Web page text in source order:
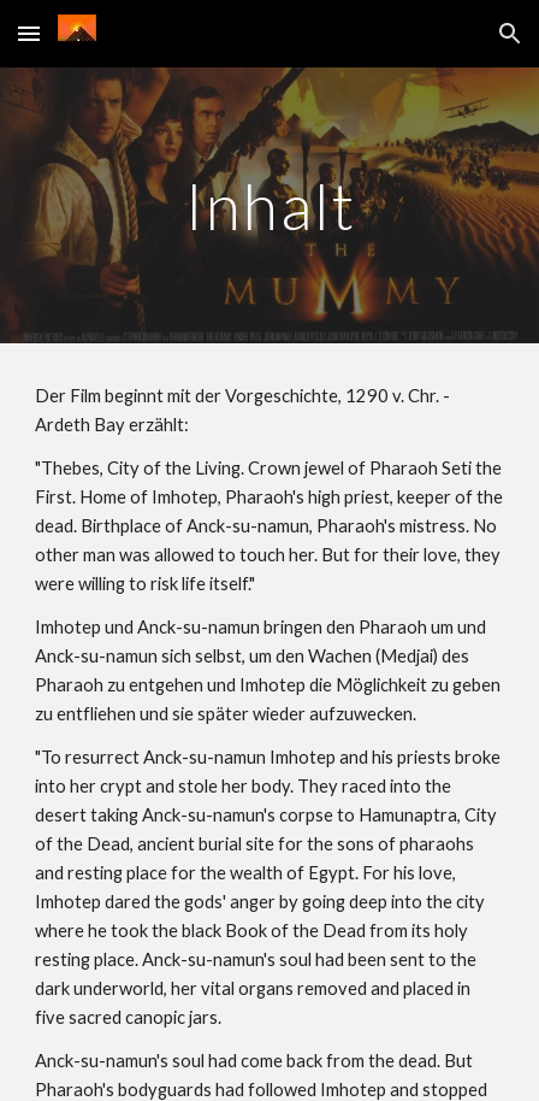
Skip to main content Skip to navigation
Inhalt
Der Film beginnt mit der Vorgeschichte, 1290 v. Chr. -
Ardeth Bay erzählt:
"Thebes, City of the Living. Crown jewel of Pharaoh Seti the
First. Home of Imhotep, Pharaoh's high priest, keeper of the
dead. Birthplace of Anck-su-namun, Pharaoh's mistress. No
other man was allowed to touch her. But for their love, they
were willing to risk life itself."
Imhotep und Anck-su-namun bringen den Pharaoh um und
Anck-su-namun sich selbst, um den Wachen (Medjai) des
Pharaoh zu entgehen und Imhotep die Möglichkeit zu geben
zu entfliehen und sie später wieder aufzuwecken.
"To resurrect Anck-su-namun Imhotep and his priests broke
into her crypt and stole her body. They raced into the
desert taking Anck-su-namun's corpse to Hamunaptra, City
of the Dead, ancient burial site for the sons of pharaohs
and resting place for the wealth of Egypt. For his love,
Imhotep dared the gods' anger by going deep into the city
where he took the black Book of the Dead from its holy
resting place. Anck-su-namun's soul had been sent to the
dark underworld, her vital organs removed and placed in
five sacred canopic jars.
Anck-su-namun's soul had come back from the dead. But
Pharaoh's bodyguards had followed Imhotep and stopped